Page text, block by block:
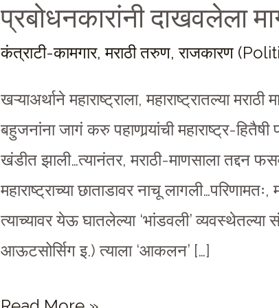
प्रबोधनकारांनी दाखवलेला
कंत्राटी-कामगार,मराठी तरुण,राजकारण
खऱ्याअर्थाने महाराष्ट्राला, महाराष्ट्रातल्या
बहुजनांना जागं करु पहाणार्‍यांची महाराष्ट्र-हितैषी
खंडीत झाली…त्यानंतर, मराठी-माणसाला तद्दन
महाराष्ट्राच्या छाताडावर नाचू
त्याच्यावर येऊ घातलेल्या ‘भांडवली’
आऊटसोर्सिग इ.) त्याला ‘आकलन’ […]